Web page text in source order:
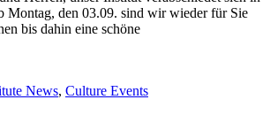
Montag, den 03.09. sind wir wieder für Sie
bis dahin eine schöne
News, Culture Events